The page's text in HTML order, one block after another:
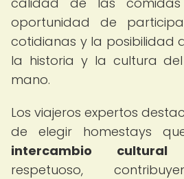
oportunidad de
cotidianas y la posibilidad
la historia y la cultura
mano.
Los viajeros expertos
de elegir homestays
intercambio cultural
respetuoso,